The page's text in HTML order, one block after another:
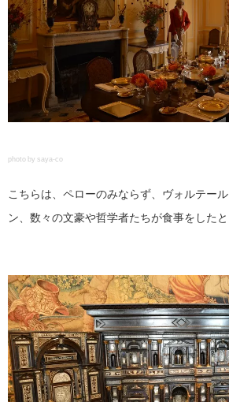
photo by saya-co
こちらは、ペローのみならず、ヴォルテー
ン、数々の文豪や哲学者たちが食事をしたと